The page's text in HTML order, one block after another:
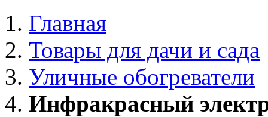
Главная
Товары для дачи и сада
Уличные обогреватели
Инфракрасный